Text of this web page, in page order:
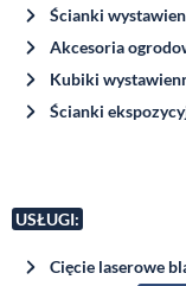
Ścianki
Akcesoria
Kubiki
Ścianki
USŁUGI:
Cięcie laserowe